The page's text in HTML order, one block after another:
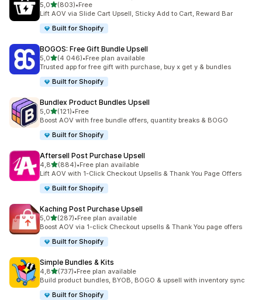
5,0av 5 stjerner
(803)
Totalt 803 omtaler
•Free
Lift AOV via Slide Cart Upsell, Sticky Add to Cart, Reward Bar
Built for Shopify
BOGOS: Free Gift Bundle Upsell
5,0av 5 stjerner
(4 046)
Totalt 4046 omtaler
•Free plan available
Trusted app for free gift with purchase, buy x get y & bundles
Built for Shopify
Bundlex Product Bundles Upsell
5,0av 5 stjerner
(121)
Totalt 121 omtaler
•Free
Boost AOV with free bundle offers, quantity breaks & BOGO
Built for Shopify
Aftersell Post Purchase Upsell
4,8av 5 stjerner
(884)
Totalt 884 omtaler
•Free plan available
Lift AOV with 1-Click Checkout Upsells & Thank You Page Offers
Built for Shopify
Kaching Post Purchase Upsell
5,0av 5 stjerner
(287)
Totalt 287 omtaler
•Free plan available
Boost AOV via 1-click Checkout upsells & Thank You page offers
Built for Shopify
Simple Bundles & Kits
4,8av 5 stjerner
(737)
Totalt 737 omtaler
•Free plan available
Build product bundles, BYOB, BOGO & upsell with inventory sync
Built for Shopify